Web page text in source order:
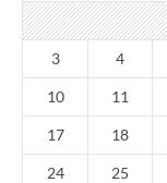
3 4
10 11
17 18
24 25